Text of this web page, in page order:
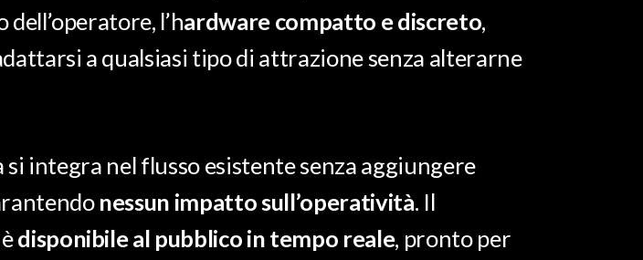
l’hardware compatto e discreto,
a qualsiasi tipo di attrazione senza alterarne
si integra nel flusso esistente senza aggiungere
nessun impatto sull’operatività. Il
disponibile al pubblico in tempo reale, pronto per